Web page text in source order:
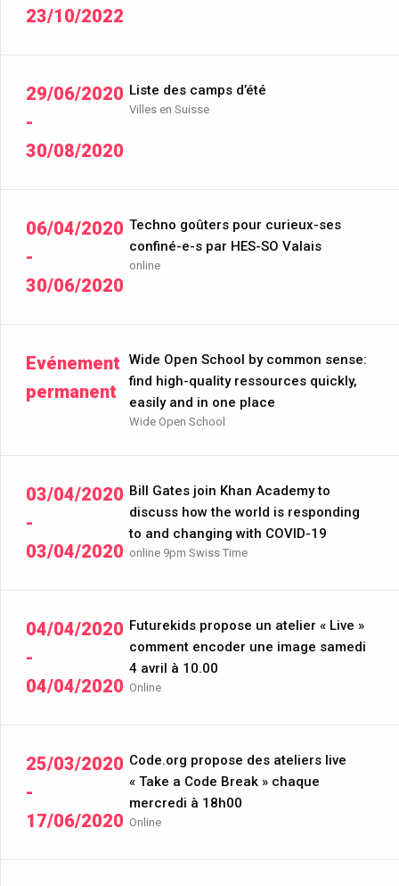
23/10/2022
29/06/2020
-
30/08/2020
Liste des camps d’été
Villes en Suisse
06/04/2020
-
30/06/2020
Techno goûters pour curieux-ses
confiné-e-s par HES-SO Valais
online
Evénement
permanent
Wide Open School by common sense:
find high-quality ressources quickly,
easily and in one place
Wide Open School
03/04/2020
-
03/04/2020
Bill Gates join Khan Academy to
discuss how the world is responding
to and changing with COVID-19
online 9pm Swiss Time
04/04/2020
-
04/04/2020
Futurekids propose un atelier « Live »
comment encoder une image samedi
4 avril à 10.00
Online
25/03/2020
-
17/06/2020
Code.org propose des ateliers live
« Take a Code Break » chaque
mercredi à 18h00
Online